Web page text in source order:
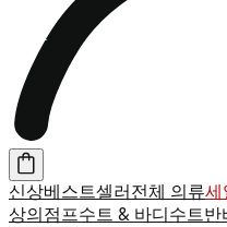
신상베스트셀러 전체 의류세
상의 점프수트 & 바디수트반